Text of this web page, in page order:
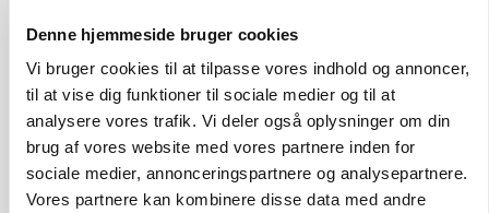
Denne hjemmeside bruger cookies
Vi bruger cookies til at tilpasse vores indhold og annoncer,
til at vise dig funktioner til sociale medier og til at
analysere vores trafik. Vi deler også oplysninger om din
brug af vores website med vores partnere inden for
sociale medier, annonceringspartnere og analysepartnere.
Vores partnere kan kombinere disse data med andre